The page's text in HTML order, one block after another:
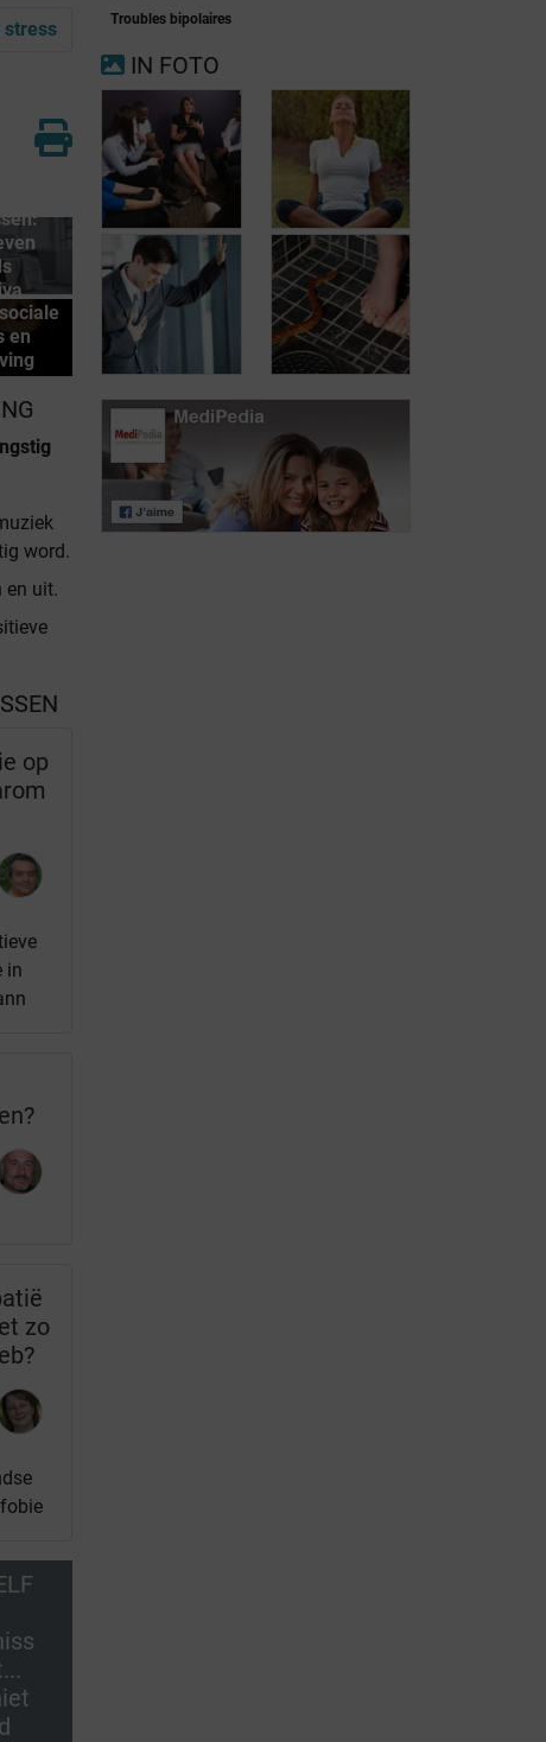
stress
en
word.
en uit.
op
in
zo
Troubles bipolaires
IN FOTO
therapieën
Stress: een
dagelijkse strijd
Angstaanval
Specifieke
fobieën